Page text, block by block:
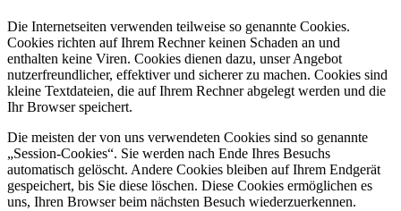
Die Internetseiten verwenden teilweise so genannte Cookies.
Cookies richten auf Ihrem Rechner keinen Schaden an und
enthalten keine Viren. Cookies dienen dazu, unser Angebot
nutzerfreundlicher, effektiver und sicherer zu machen. Cookies sind
kleine Textdateien, die auf Ihrem Rechner abgelegt werden und die
Ihr Browser speichert.
Die meisten der von uns verwendeten Cookies sind so genannte
„Session-Cookies“. Sie werden nach Ende Ihres Besuchs
automatisch gelöscht. Andere Cookies bleiben auf Ihrem Endgerät
gespeichert, bis Sie diese löschen. Diese Cookies ermöglichen es
uns, Ihren Browser beim nächsten Besuch wiederzuerkennen.